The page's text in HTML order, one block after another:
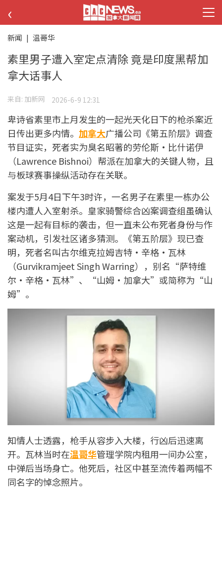
‹
新闻 | 温哥华
素里男子遭入室定点清除 竟是印度黑帮加
拿大话事人
来自: 加新网 2026-6-9 12:31
卑诗省素里市上月发生的一起光天化日下的枪杀案近
日传出更多内情。 加拿大广播公司《第五阶层》调查
节目证实，死者实为臭名昭著的劳伦斯·比什诺伊
（Lawrence Bishnoi）帮派在加拿大的关键人物，且
与板球赛事操纵活动存在关联。
案发于5月4日下午3时许，一名男子在素里一栋办公
楼内遭人入室射杀。皇家骑警综合凶案调查组虽确认
这是一起有目标的袭击，但一直未公布死者身份与作
案动机，引发社区诸多猜测。《第五阶层》现已查
明，死者名叫古尔维克拉姆吉特·辛格·瓦林
（Gurvikramjeet Singh Warring），别名“萨特维
尔·辛格·瓦林”、“山姆·加拿大”或简称为“山
姆”。
知情人士透露，枪手从容步入大楼，行凶后迅速离
开。瓦林当时在温哥华管理学院内租用一间办公室，
中弹后当场身亡。他死后，社区中甚至流传着两幅不
同名字的悼念照片。